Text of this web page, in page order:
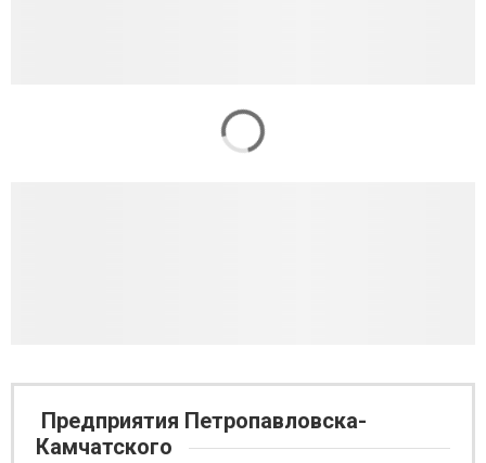
Предприятия Петропавловска-
Камчатского